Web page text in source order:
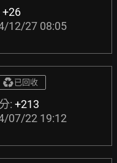
+26
12/27 08:05
已回收
: +213
07/22 19:12